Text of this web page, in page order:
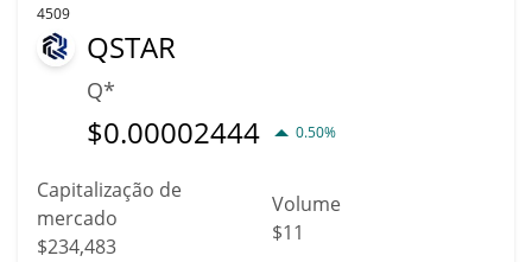
4509
QSTAR
Q*
$0.00002444 0.50%
Capitalização de
mercado
$234,483
Volume
$11